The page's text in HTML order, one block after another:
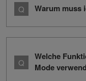
Warum muss
Welche
Mode